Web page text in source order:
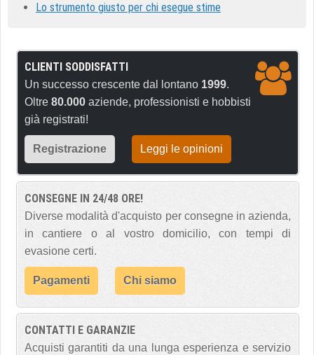
Lo strumento giusto per chi esegue stime
CLIENTI SODDISFATTI
Un successo crescente dal lontano 1999.
Oltre 80.000 aziende, professionisti e hobbisti
già registrati!
Registrazione Leggi le opinioni
CONSEGNE IN 24/48 ORE!
Diverse modalità d'acquisto per consegne in azienda,
in cantiere o al vostro domicilio, con tempi di
evasione certi.
Pagamenti Chi siamo
CONTATTI E GARANZIE
Acquisti garantiti da una lunga esperienza e servizio